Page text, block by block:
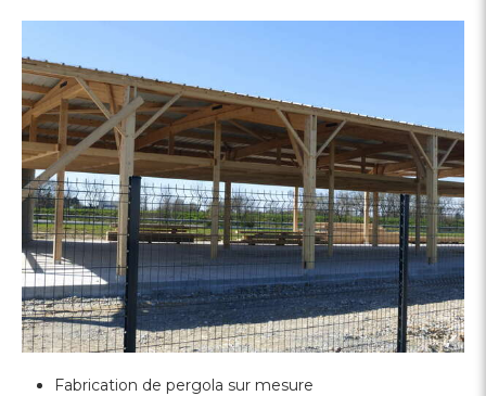
Fabrication de pergola sur mesure